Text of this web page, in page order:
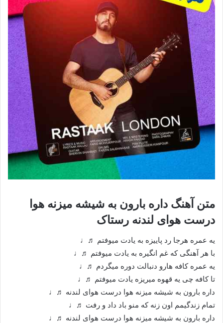
متن آهنگ داره بارون به شیشه میزنه هوا
درست هوای لندنه رستاک
یه عمره هرجا رد پاییزه به یادت میوفتم ♬♩
با هر آهنگی که غم انگیره به یادت میوفتم ♬♩
یه عمره کافه هارو دنبالت دوره میگردم ♬♩
تا کافه چی یه قهوه میریزه یادت میوفتم ♬♩
داره بارون به شیشه میزنه هوا درست هوای لندنه ♬♩
تمام زندگیمم اون زنه که منو باد داد و رفت ♬♩
داره بارون به شیشه میزنه هوا درست هوای لندنه ♬♩